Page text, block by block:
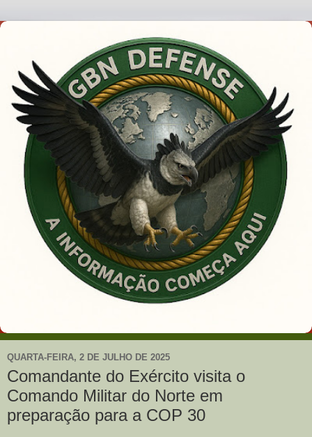
QUARTA-FEIRA, 2 DE JULHO DE 2025
Comandante do Exército visita o
Comando Militar do Norte em
preparação para a COP 30